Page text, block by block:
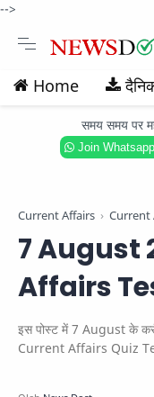
-->
Home
समय समय पर
Join
Current Affairs Current
7 August
Affairs
इस पोस्ट में 7 August के
Current Affairs Quiz